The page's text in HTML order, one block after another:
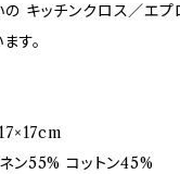
キッチンクロス／エプ
す。
ン55% コットン45%